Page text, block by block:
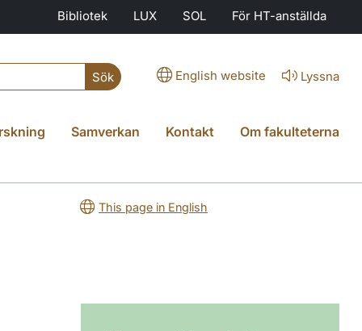
Bibliotek LUX SOL För HT-anställda
Sök English website Lyssna
Samverkan Kontakt Om fakulteterna
This page in English